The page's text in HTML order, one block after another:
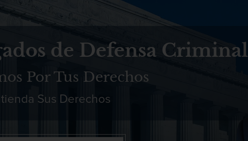
de Defensa Criminal
Por Tus Derechos
Sus Derechos